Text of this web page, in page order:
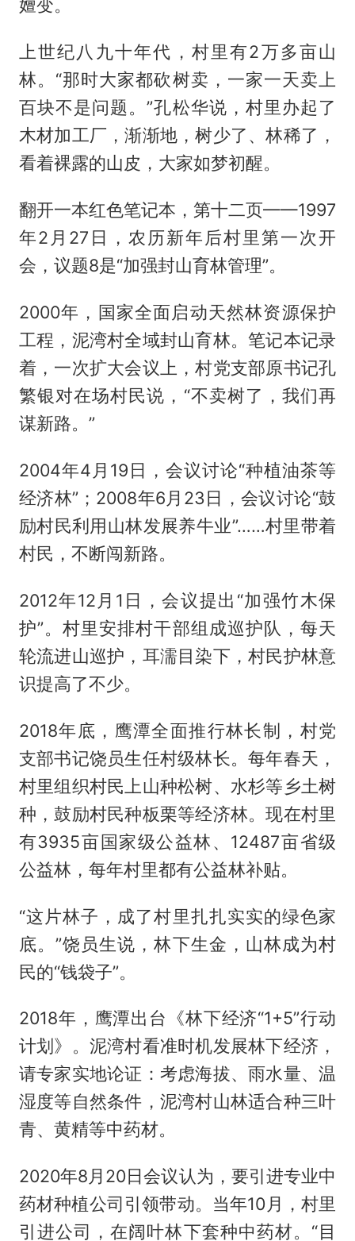
嬗变。
上世纪八九十年代，村里有2万多亩山
林。“那时大家都砍树卖，一家一天卖上
百块不是问题。”孔松华说，村里办起了
木材加工厂，渐渐地，树少了、林稀了，
看着裸露的山皮，大家如梦初醒。
翻开一本红色笔记本，第十二页——1997
年2月27日，农历新年后村里第一次开
会，议题8是“加强封山育林管理”。
2000年，国家全面启动天然林资源保护
工程，泥湾村全域封山育林。笔记本记录
着，一次扩大会议上，村党支部原书记孔
繁银对在场村民说，“不卖树了，我们再
谋新路。”
2004年4月19日，会议讨论“种植油茶等
经济林”；2008年6月23日，会议讨论“鼓
励村民利用山林发展养牛业”……村里带着
村民，不断闯新路。
2012年12月1日，会议提出“加强竹木保
护”。村里安排村干部组成巡护队，每天
轮流进山巡护，耳濡目染下，村民护林意
识提高了不少。
2018年底，鹰潭全面推行林长制，村党
支部书记饶员生任村级林长。每年春天，
村里组织村民上山种松树、水杉等乡土树
种，鼓励村民种板栗等经济林。现在村里
有3935亩国家级公益林、12487亩省级
公益林，每年村里都有公益林补贴。
“这片林子，成了村里扎扎实实的绿色家
底。”饶员生说，林下生金，山林成为村
民的“钱袋子”。
2018年，鹰潭出台《林下经济“1+5”行动
计划》。泥湾村看准时机发展林下经济，
请专家实地论证：考虑海拔、雨水量、温
湿度等自然条件，泥湾村山林适合种三叶
青、黄精等中药材。
2020年8月20日会议认为，要引进专业中
药材种植公司引领带动。当年10月，村里
引进公司，在阔叶林下套种中药材。“目